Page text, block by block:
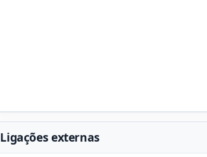
Ligações externas